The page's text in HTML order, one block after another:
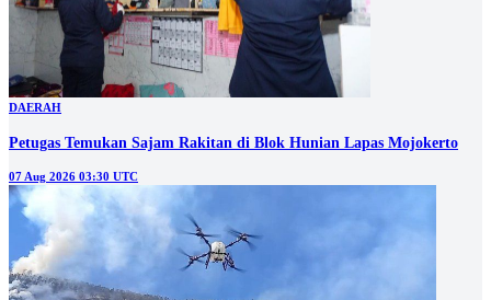
DAERAH
Petugas Temukan Sajam Rakitan di Blok Hunian Lapas Mojokerto
07 Aug 2026 03:30 UTC